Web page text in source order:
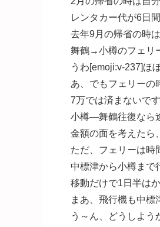
レンタカー代が6日
去年9月の帰省の時
舞鶴→小樽のフェリ
うわ[emoji:v-237]ほ
あ、でもフェリーの
7万では済まないで
小樽―舞鶴往復なら
金額の面を考えたら
ただ、フェリーは時
中標津から小樽まで
移動だけで1日半は
まあ、飛行機も中
う～ん、どうしよう